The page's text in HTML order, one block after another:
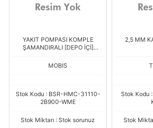
İÇİ]
31110-
sorunuz
2,5 MM KALAYSIZ KABLO
Stok Kodu : G-GPA95 2,5MM
Stok Miktarı : Stok sorunuz